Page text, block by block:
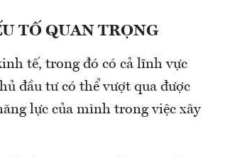
TỐ QUAN TRỌNG
tế, trong đó có cả lĩnh vực
đầu tư có thể vượt qua được
lực của mình trong việc xây